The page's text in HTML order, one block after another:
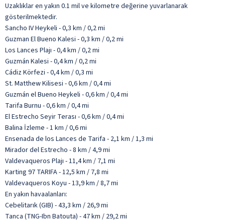
Uzaklıklar en yakın 0.1 mil ve kilometre değerine yuvarlanarak
gösterilmektedir.
Sancho IV Heykeli - 0,3 km / 0,2 mi
Guzman El Bueno Kalesi - 0,3 km / 0,2 mi
Los Lances Plajı - 0,4 km / 0,2 mi
Guzmán Kalesi - 0,4 km / 0,2 mi
Cádiz Körfezi - 0,4 km / 0,3 mi
St. Matthew Kilisesi - 0,6 km / 0,4 mi
Guzmán el Bueno Heykeli - 0,6 km / 0,4 mi
Tarifa Burnu - 0,6 km / 0,4 mi
El Estrecho Seyir Terası - 0,6 km / 0,4 mi
Balina İzleme - 1 km / 0,6 mi
Ensenada de los Lances de Tarifa - 2,1 km / 1,3 mi
Mirador del Estrecho - 8 km / 4,9 mi
Valdevaqueros Plajı - 11,4 km / 7,1 mi
Karting 97 TARIFA - 12,5 km / 7,8 mi
Valdevaqueros Koyu - 13,9 km / 8,7 mi
En yakın havaalanları:
Cebelitarık (GIB) - 43,3 km / 26,9 mi
Tanca (TNG-Ibn Batouta) - 47 km / 29,2 mi